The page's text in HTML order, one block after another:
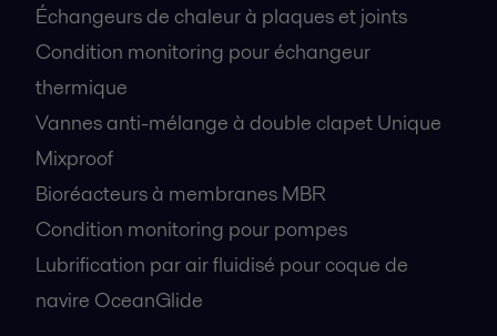
Échangeurs de chaleur à plaques et joints
Condition monitoring pour échangeur
thermique
Vannes anti-mélange à double clapet Unique
Mixproof
Bioréacteurs à membranes MBR
Condition monitoring pour pompes
Lubrification par air fluidisé pour coque de
navire OceanGlide